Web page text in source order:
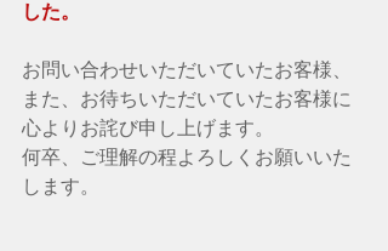
した。
お問い合わせいただいていたお客様、
また、お待ちいただいていたお客様に
心よりお詫び申し上げます。
何卒、ご理解の程よろしくお願いいた
します。